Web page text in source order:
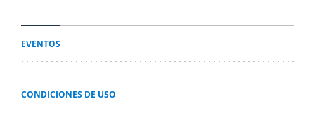
EVENTOS
CONDICIONES DE USO